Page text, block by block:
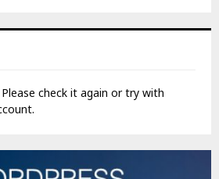
check it again or try with